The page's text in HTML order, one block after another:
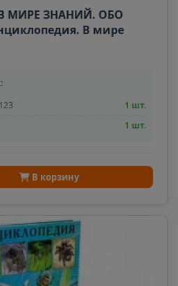
МИРЕ ЗНАНИЙ. ОБО
В мире
пресс авт:нет
1 шт.
1 шт.
В корзину